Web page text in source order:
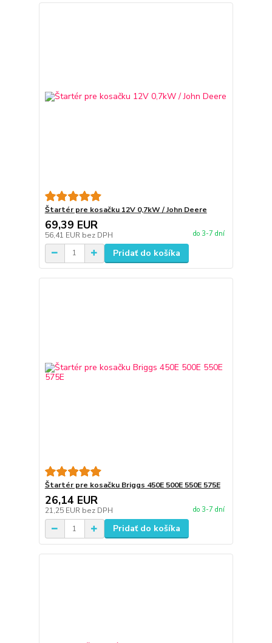
Štartér pre kosačku 12V 0,7kW / John Deere
69,39 EUR
56,41 EUR bez DPH do 3-7 dní
Pridať do košíka
Štartér pre kosačku Briggs 450E 500E 550E 575E
26,14 EUR
21,25 EUR bez DPH do 3-7 dní
Pridať do košíka